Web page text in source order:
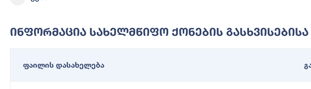
Ინფორმაცია Სახელმწიფო Ქონების
ფაილის დასახელება